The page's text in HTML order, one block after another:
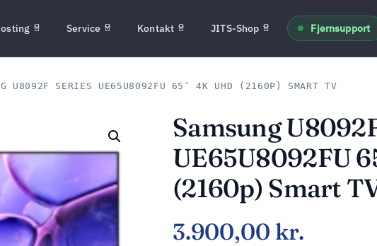
Service Kontakt JITS-Shop Fjernsupport
U8092F SERIES UE65U8092FU 65″ 4K UHD (2160P) SMART TV
Samsung
UE65U8092FU
(2160p) Smart
3.900,00 kr.